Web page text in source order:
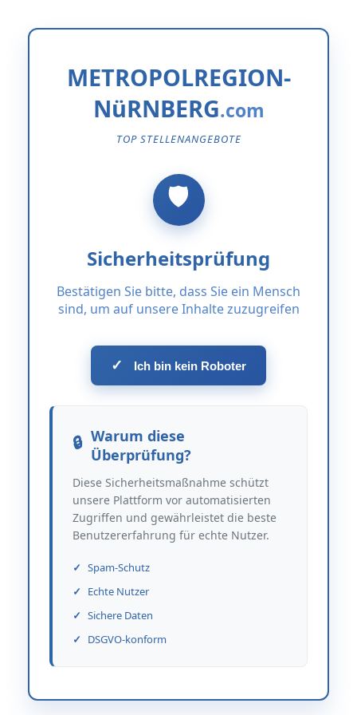
METROPOLREGION-
NüRNBERG
TOP STELLENANGEBOTE
Sicherheitsprüfung
Bestätigen Sie bitte, dass Sie ein Mensch
sind, um auf unsere Inhalte zuzugreifen
✓ Ich bin kein Roboter
Warum diese
Überprüfung?
Diese Sicherheitsmaßnahme schützt
unsere Plattform vor automatisierten
Zugriffen und gewährleistet die beste
Benutzererfahrung für echte Nutzer.
Spam-Schutz
Echte Nutzer
Sichere Daten
DSGVO-konform